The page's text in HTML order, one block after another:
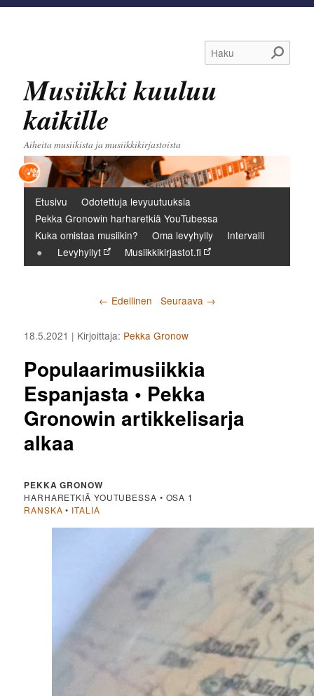
Haku
Musiikki kuuluu
kaikille
Aiheita musiikista ja musiikkikirjastoista
Päävalikko
Etusivu
Odotettuja levyuutuuksia
Pekka Gronowin harharetkiä YouTubessa
Kuka omistaa musiikin?
Oma levyhylly
Intervalli
Levyhyllyt
Musiikkikirjastot.fi
Artikkelien selaus
← Edellinen Seuraava →
Populaarimusiikkia
Espanjasta • Pekka
Gronowin artikkelisarja
alkaa
18.5.2021 | Kirjoittaja: Pekka Gronow
PEKKA GRONOW
HARHARETKIÄ YOUTUBESSA • OSA 1
RANSKA • ITALIA